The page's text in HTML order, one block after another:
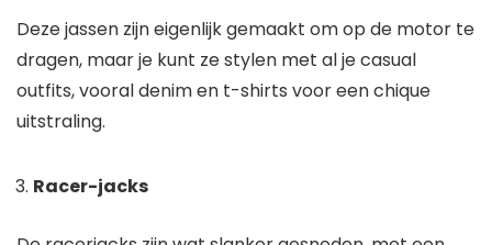
Deze jassen zijn eigenlijk gemaakt om op de motor te
dragen, maar je kunt ze stylen met al je casual
outfits, vooral denim en t-shirts voor een chique
uitstraling.
Racer-jacks